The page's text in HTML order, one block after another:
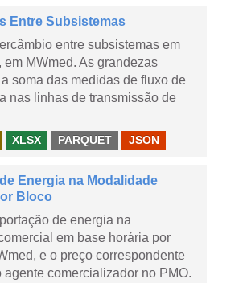
Entre Subsistemas
entre subsistemas em
em MWmed. As grandezas
soma das medidas de fluxo de
nas linhas de transmissão de
XLSX PARQUET JSON
Energia na Modalidade
Bloco
de energia na
em base horária por
e o preço correspondente
agente comercializador no PMO.